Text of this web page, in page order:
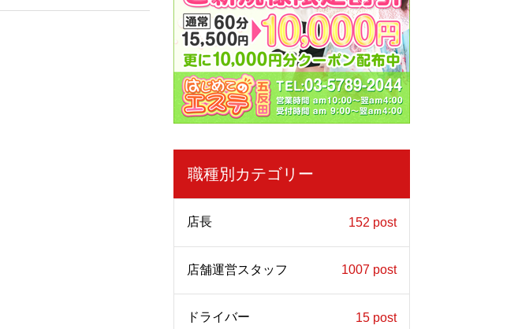
職種別カテゴリー
店長 152 post
店舗運営スタッフ 1007 post
ドライバー 15 post